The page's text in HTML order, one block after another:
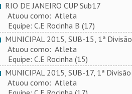
RIO DE JANEIRO CUP Sub17
Atuou como: Atleta
Equipe: C.E Rocinha B (17)
MUNICIPAL 2015, SUB-15, 1ª Divisão
Atuou como: Atleta
Equipe: C.E Rocinha (15)
MUNICIPAL 2015, SUB-17, 1ª Divisão
Atuou como: Atleta